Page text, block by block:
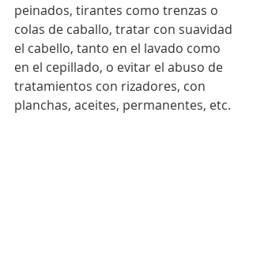
peinados, tirantes como trenzas o
colas de caballo, tratar con suavidad
el cabello, tanto en el lavado como
en el cepillado, o evitar el abuso de
tratamientos con rizadores, con
planchas, aceites, permanentes, etc.